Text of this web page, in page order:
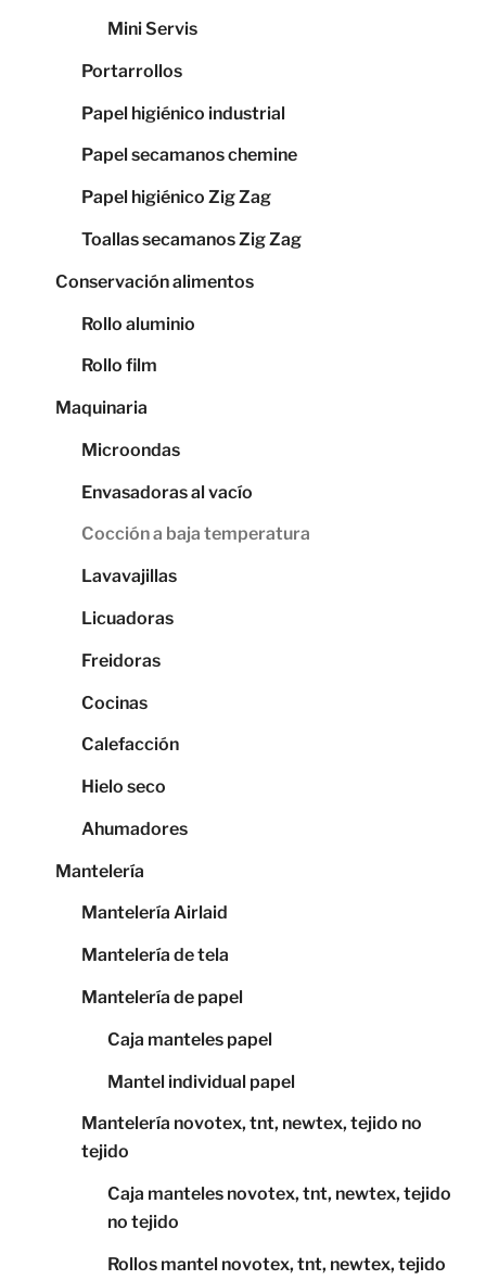
Mini Servis
Portarrollos
Papel higiénico industrial
Papel secamanos chemine
Papel higiénico Zig Zag
Toallas secamanos Zig Zag
Conservación alimentos
Rollo aluminio
Rollo film
Maquinaria
Microondas
Envasadoras al vacío
Cocción a baja temperatura
Lavavajillas
Licuadoras
Freidoras
Cocinas
Calefacción
Hielo seco
Ahumadores
Mantelería
Mantelería Airlaid
Mantelería de tela
Mantelería de papel
Caja manteles papel
Mantel individual papel
Mantelería novotex, tnt, newtex, tejido no
tejido
Caja manteles novotex, tnt, newtex, tejido
no tejido
Rollos mantel novotex, tnt, newtex, tejido